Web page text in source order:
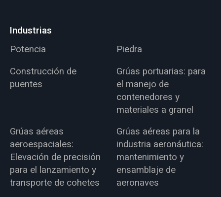
Industrias
Potencia
Piedra
Construcción de
puentes
Grúas portuarias: para
el manejo de
contenedores y
materiales a granel
Grúas aéreas
aeroespaciales:
Elevación de precisión
para el lanzamiento y
transporte de cohetes
Grúas aéreas para la
industria aeronáutica:
mantenimiento y
ensamblaje de
aeronaves